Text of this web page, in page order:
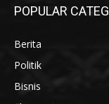
POPULAR
Berita
Politik
Bisnis